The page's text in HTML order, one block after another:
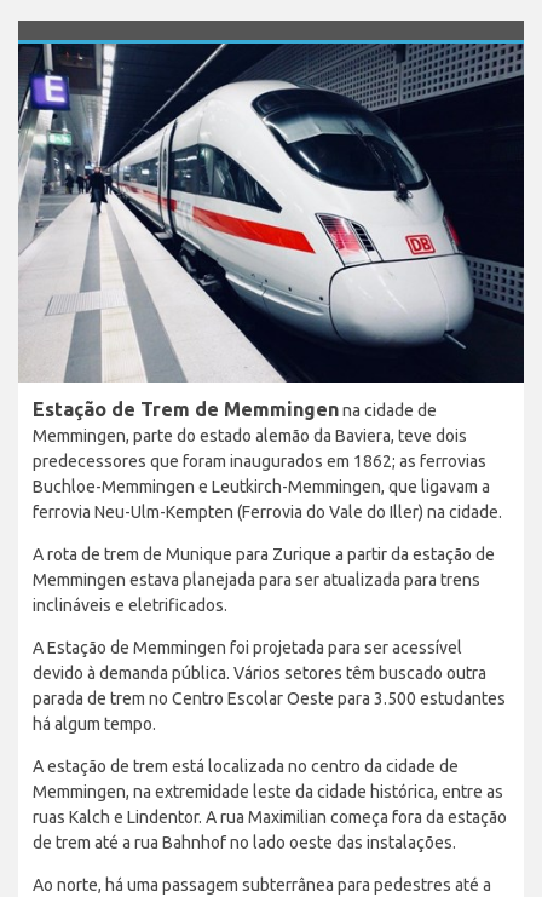
Estação de Trem de Memmingenna cidade de
Memmingen, parte do estado alemão da Baviera, teve dois
predecessores que foram inaugurados em 1862; as ferrovias
Buchloe-Memmingen e Leutkirch-Memmingen, que ligavam a
ferrovia Neu-Ulm-Kempten (Ferrovia do Vale do Iller) na cidade.
A rota de trem de Munique para Zurique a partir da estação de
Memmingen estava planejada para ser atualizada para trens
inclináveis e eletrificados.
A Estação de Memmingen foi projetada para ser acessível
devido à demanda pública. Vários setores têm buscado outra
parada de trem no Centro Escolar Oeste para 3.500 estudantes
há algum tempo.
A estação de trem está localizada no centro da cidade de
Memmingen, na extremidade leste da cidade histórica, entre as
ruas Kalch e Lindentor. A rua Maximilian começa fora da estação
de trem até a rua Bahnhof no lado oeste das instalações.
Ao norte, há uma passagem subterrânea para pedestres até a